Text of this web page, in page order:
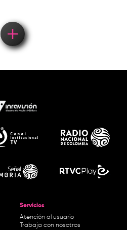
Servicios
Atención al usuario
Trabaja con nosotros